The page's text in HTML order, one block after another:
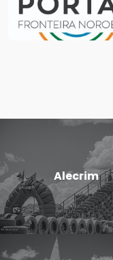
Alecrim